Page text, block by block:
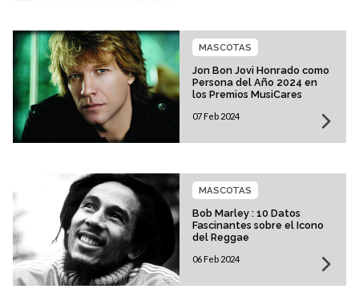
Jon Bon Jovi Honrado como
Persona del Año 2024 en
los Premios MusiCares
MASCOTAS
07 Feb 2024
Bob Marley : 10 Datos
Fascinantes sobre el Icono
del Reggae
MASCOTAS
06 Feb 2024